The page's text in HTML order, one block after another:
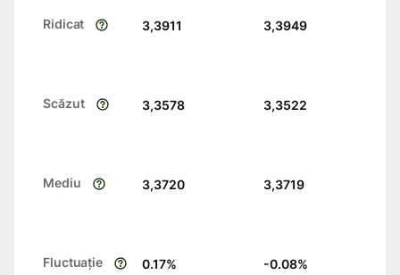
Ridicat 3,3911 3,3949
Scăzut 3,3578 3,3522
Mediu 3,3720 3,3719
Fluctuație 0.17% -0.08%